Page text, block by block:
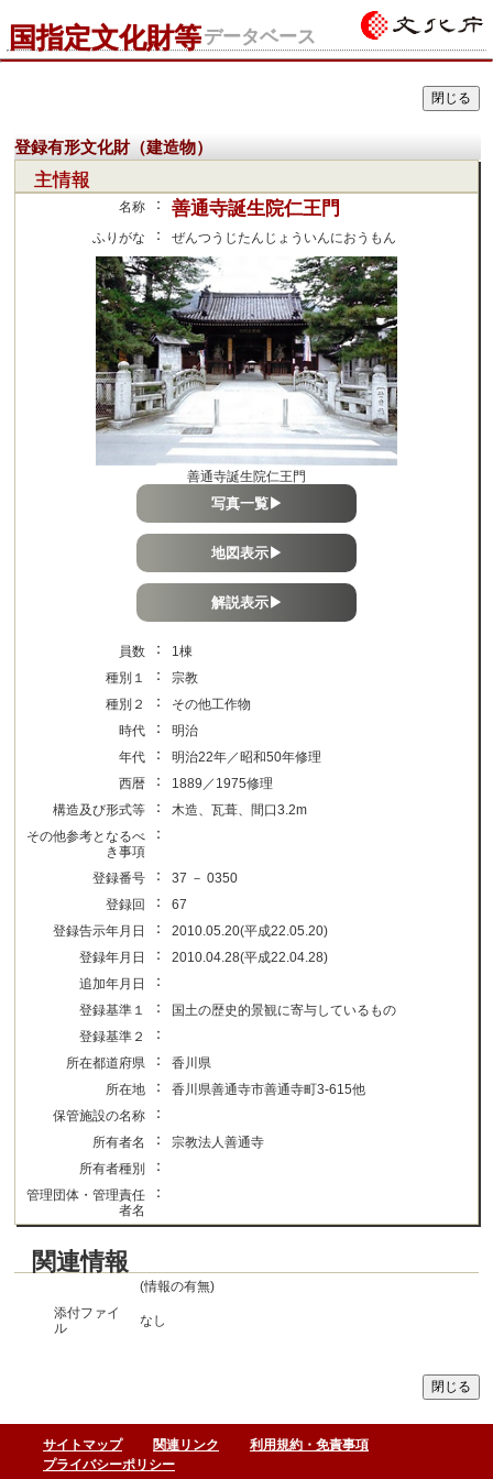
国指定文化財等データベース
登録有形文化財（建造物）
主情報
名称 ： 善通寺誕生院仁王門
ふりがな ： ぜんつうじたんじょういんにおうもん
善通寺誕生院仁王門
写真一覧▶
地図表示▶
解説表示▶
員数 ：
1棟
種別１
：
宗教
種別２
：
その他工作物
時代
：
明治
年代
：
明治22年／昭和50年修理
西暦
：
1889／1975修理
構造及び形式等
：
木造、瓦葺、間口3.2m
その他参考となるべ
き事項
：
登録番号 ：
37 － 0350
登録回
：
67
登録告示年月日
：
2010.05.20(平成22.05.20)
登録年月日
：
2010.04.28(平成22.04.28)
追加年月日
：
登録基準１ ：
国土の歴史的景観に寄与しているもの
登録基準２
：
所在都道府県 ：
香川県
所在地
：
香川県善通寺市善通寺町3-615他
保管施設の名称
：
所有者名 ：
宗教法人善通寺
所有者種別
：
管理団体・管理責任
者名
：
関連情報
(情報の有無)
添付ファイ
ル
なし
サイトマップ 関連リンク
利用規約・免責事項
プライバシーポリシー